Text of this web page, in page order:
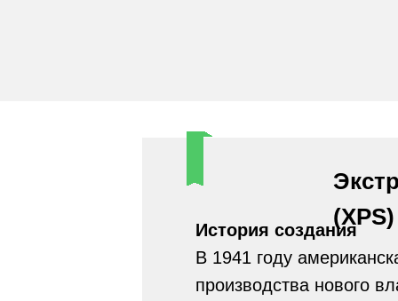
История создания
В 1941 году
производства нового
(XPS)